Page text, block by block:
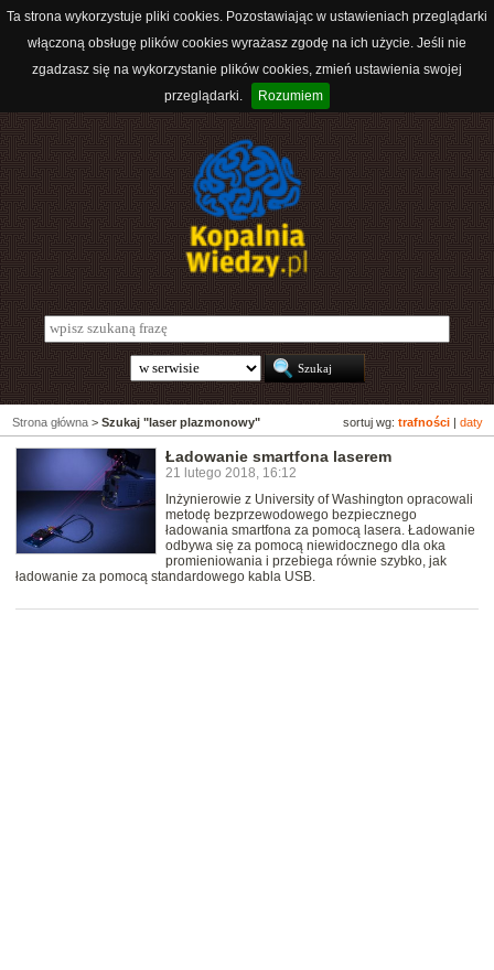
Ta strona wykorzystuje pliki cookies. Pozostawiając w ustawieniach przeglądarki
włączoną obsługę plików cookies wyrażasz zgodę na ich użycie. Jeśli nie
zgadzasz się na wykorzystanie plików cookies, zmień ustawienia swojej
przeglądarki.
Rozumiem
sortuj wg: trafności daty
Strona główna > Szukaj "laser plazmonowy"
Ładowanie smartfona laserem
21 lutego 2018, 16:12
Inżynierowie z University of Washington opracowali
metodę bezprzewodowego bezpiecznego
ładowania smartfona za pomocą lasera. Ładowanie
odbywa się za pomocą niewidocznego dla oka
promieniowania i przebiega równie szybko, jak
ładowanie za pomocą standardowego kabla USB.